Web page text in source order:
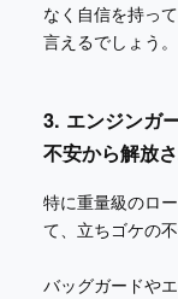
なく自信を持っ
言えるでしょう。
3. エンジンガ
不安から解放
特に重量級のロ
て、立ちゴケの
バッグガードや